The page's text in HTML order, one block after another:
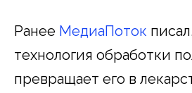
Ранее МедиаПоток
технология обработки
превращает его в